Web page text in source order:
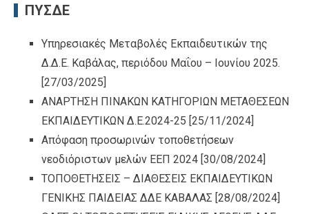
ΠΥΣΔΕ
Υπηρεσιακές Μεταβολές Εκπαιδευτικών της
Δ.Δ.Ε. Καβάλας, περιόδου Μαΐου – Ιουνίου 2025.
[27/03/2025]
ΑΝΑΡΤΗΣΗ ΠΙΝΑΚΩΝ ΚΑΤΗΓΟΡΙΩΝ ΜΕΤΑΘΕΣΕΩΝ
ΕΚΠΑΙΔΕΥΤΙΚΩΝ Δ.Ε.2024-25 [25/11/2024]
Απόφαση προσωρινών τοποθετήσεων
νεοδιόριστων μελών ΕΕΠ 2024 [30/08/2024]
ΤΟΠΟΘΕΤΗΣΕΙΣ – ΔΙΑΘΕΣΕΙΣ ΕΚΠΑΙΔΕΥΤΙΚΩΝ
ΓΕΝΙΚΗΣ ΠΑΙΔΕΙΑΣ ΔΔΕ ΚΑΒΑΛΑΣ [28/08/2024]